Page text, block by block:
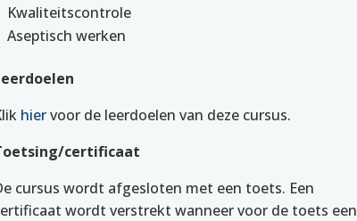
Kwaliteitscontrole
Aseptisch werken
hiervoor de leerdoelen van deze cursus.
certificaat
cursus wordt afgesloten met een toets. Een
wordt verstrekt wanneer voor de toets een